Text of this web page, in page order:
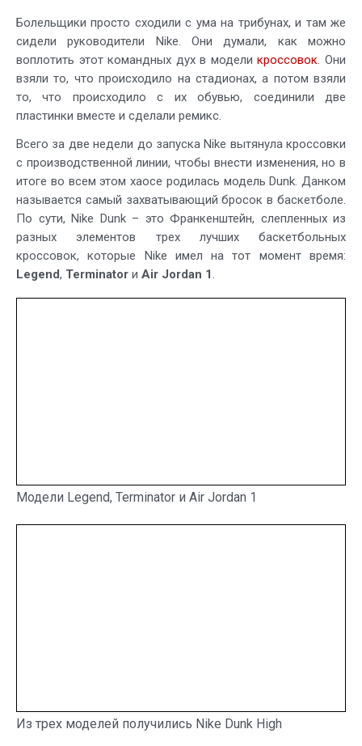
Болельщики просто сходили с ума на трибунах, и там же
сидели руководители Nike. Они думали, как можно
воплотить этот командных дух в моделикроссовок. Они
взяли то, что происходило на стадионах, а потом взяли
то, что происходило с их обувью, соединили две
пластинки вместе и сделали ремикс.
Всего за две недели до запуска Nike вытянула кроссовки
с производственной линии, чтобы внести изменения, но в
итоге во всем этом хаосе родилась модель Dunk. Данком
называется самый захватывающий бросок в баскетболе.
По сути, Nike Dunk – это Франкенштейн, слепленных из
разных элементов трех лучших баскетбольных
кроссовок, которые Nike имел на тот момент время:
Legend, Terminator и Air Jordan 1.
Модели Legend, Terminator и Air Jordan 1
Из трех моделей получились Nike Dunk High